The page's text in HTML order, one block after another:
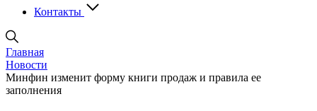
Контакты
Главная
Новости
Минфин изменит форму книги продаж и правила ее
заполнения